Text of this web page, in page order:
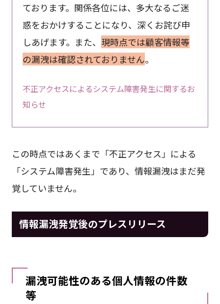
ております。関係各位には、多大なるご迷
惑をおかけすることになり、深くお詫び申
しあげます。また、 現時点では顧客情報等
の漏洩は確認されておりません。
不正アクセスによるシステム障害発生に関するお
知らせ
この時点ではあくまで「不正アクセス」による
「システム障害発生」であり、情報漏洩はまだ発
覚していません。
情報漏洩発覚後のプレスリリース
漏洩可能性のある個人情報の件数
等